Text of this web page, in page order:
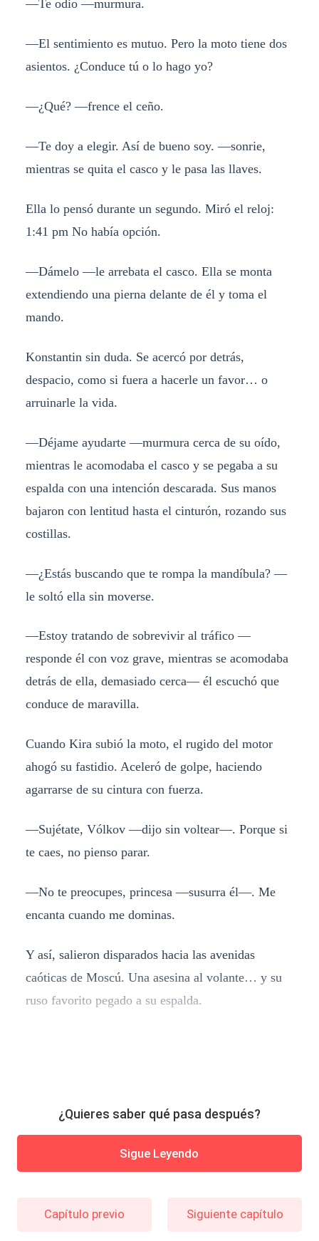
—Te odio —murmura.
—El sentimiento es mutuo. Pero la moto tiene dos
asientos. ¿Conduce tú o lo hago yo?
—¿Qué? —frence el ceño.
—Te doy a elegir. Así de bueno soy. —sonrie,
mientras se quita el casco y le pasa las llaves.
Ella lo pensó durante un segundo. Miró el reloj:
1:41 pm No había opción.
—Dámelo —le arrebata el casco. Ella se monta
extendiendo una pierna delante de él y toma el
mando.
Konstantin sin duda. Se acercó por detrás,
despacio, como si fuera a hacerle un favor… o
arruinarle la vida.
—Déjame ayudarte —murmura cerca de su oído,
mientras le acomodaba el casco y se pegaba a su
espalda con una intención descarada. Sus manos
bajaron con lentitud hasta el cinturón, rozando sus
costillas.
—¿Estás buscando que te rompa la mandíbula? —
le soltó ella sin moverse.
—Estoy tratando de sobrevivir al tráfico —
responde él con voz grave, mientras se acomodaba
detrás de ella, demasiado cerca— él escuchó que
conduce de maravilla.
Cuando Kira subió la moto, el rugido del motor
ahogó su fastidio. Aceleró de golpe, haciendo
agarrarse de su cintura con fuerza.
—Sujétate, Vólkov —dijo sin voltear—. Porque si
te caes, no pienso parar.
—No te preocupes, princesa —susurra él—. Me
encanta cuando me dominas.
Y así, salieron disparados hacia las avenidas
caóticas de Moscú. Una asesina al volante… y su
ruso favorito pegado a su espalda.
¿Quieres saber qué pasa después?
Sigue Leyendo
Capítulo previo Siguiente capítulo